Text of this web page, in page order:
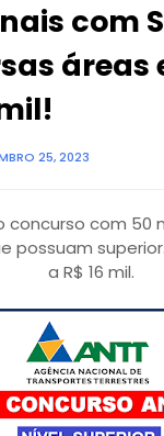
com
áreas
25, 2023
concurso com 50
possuam
a R$ 16 mil.